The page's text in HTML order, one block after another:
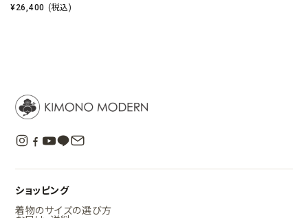
¥26,400 (税込)
ショッピング
着物のサイズの選び方